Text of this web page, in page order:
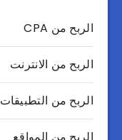
الربح من CPA
الربح من الانترنت
الربح من التطبيقات
الربح من المواقع